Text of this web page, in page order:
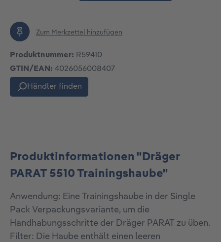
Zum Merkzettel hinzufügen
Produktnummer: R59410
GTIN/EAN: 4026056008407
Händler finden
Produktinformationen "Dräger
PARAT 5510 Trainingshaube"
Anwendung: Eine Trainingshaube in der Single
Pack Verpackungsvariante, um die
Handhabungsschritte der Dräger PARAT zu üben.
Filter: Die Haube enthält einen leeren